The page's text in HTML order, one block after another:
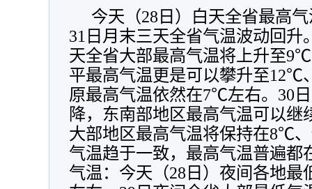
今天（28日）白天全省最高
31日月末三天全省气温波动回升
天全省大部最高气温将上升至
平最高气温更是可以攀升至12℃
原最高气温依然在7℃左右。30
降，东南部地区最高气温可以
大部地区最高气温将保持在8℃
气温趋于一致，最高气温普遍
气温：今天（28日）夜间各地